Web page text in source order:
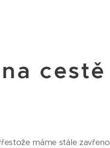
cestě
máme stále zavřeno